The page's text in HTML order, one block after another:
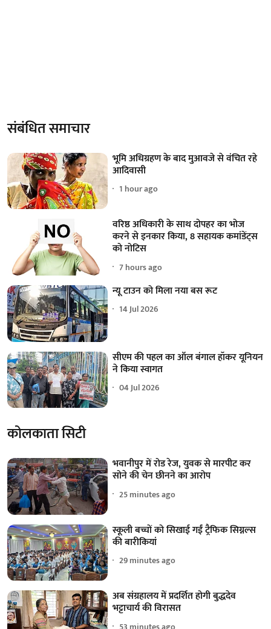
संबंधित समाचार
भूमि अधिग्रहण के बाद मुआवजे से वंचित रहे
आदिवासी
1 hour ago
वरिष्ठ अधिकारी के साथ दोपहर का भोज
करने से इनकार किया, 8 सहायक कमांडेंट्स
को नोटिस
7 hours ago
न्यू टाउन को मिला नया बस रूट
14 Jul 2026
सीएम की पहल का ऑल बंगाल हॉकर यूनियन
ने किया स्वागत
04 Jul 2026
कोलकाता सिटी
भवानीपुर में रोड रेज, युवक से मारपीट कर
सोने की चेन छीनने का आरोप
25 minutes ago
स्कूली बच्चों को सिखाई गईं ट्रैफिक सिग्नल्स
की बारीकियां
29 minutes ago
अब संग्रहालय में प्रदर्शित होगी बुद्धदेव
भट्टाचार्य की विरासत